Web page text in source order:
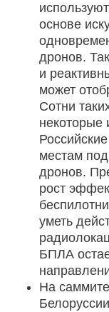
основе
дронов.
и
может
Сотни
некоторые
местам
дронов.
рост
уметь
БПЛА
На